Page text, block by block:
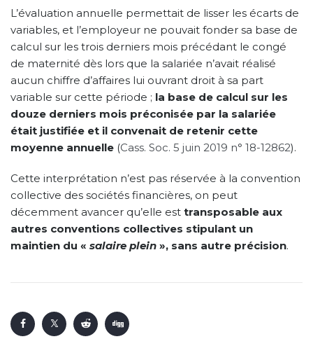
L’évaluation annuelle permettait de lisser les écarts de
variables, et l’employeur ne pouvait fonder sa base de
calcul sur les trois derniers mois précédant le congé
de maternité dès lors que la salariée n’avait réalisé
aucun chiffre d’affaires lui ouvrant droit à sa part
variable sur cette période ; la base de calcul sur les
douze derniers mois préconisée par la salariée
était justifiée et il convenait de retenir cette
moyenne annuelle (Cass. Soc. 5 juin 2019 n° 18-12862).
Cette interprétation n’est pas réservée à la convention
collective des sociétés financières, on peut
décemment avancer qu’elle est transposable aux
autres conventions collectives stipulant un
maintien du « salaire plein », sans autre précision.